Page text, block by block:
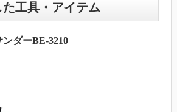
工具・アイテム
ダーBE-3210